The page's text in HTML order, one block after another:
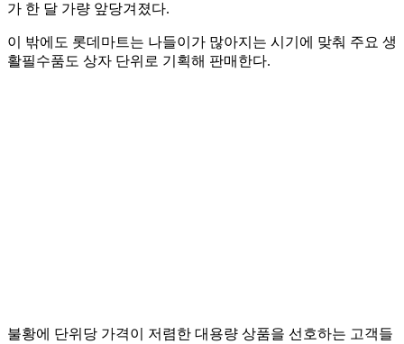
가 한 달 가량 앞당겨졌다.
이 밖에도 롯데마트는 나들이가 많아지는 시기에 맞춰 주요 생
활필수품도 상자 단위로 기획해 판매한다.
불황에 단위당 가격이 저렴한 대용량 상품을 선호하는 고객들